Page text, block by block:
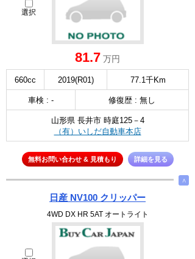
選択
81.7 万円
660cc 2019(R01) 77.1千Km
車検 : - 修復歴 : 無し
山形県 長井市 時庭125－4
（有）いしだ自動車本店
無料お問い合わせ & 見積もり 詳細を見る
∧
日産 NV100 クリッパー
4WD DX HR 5AT オートライト